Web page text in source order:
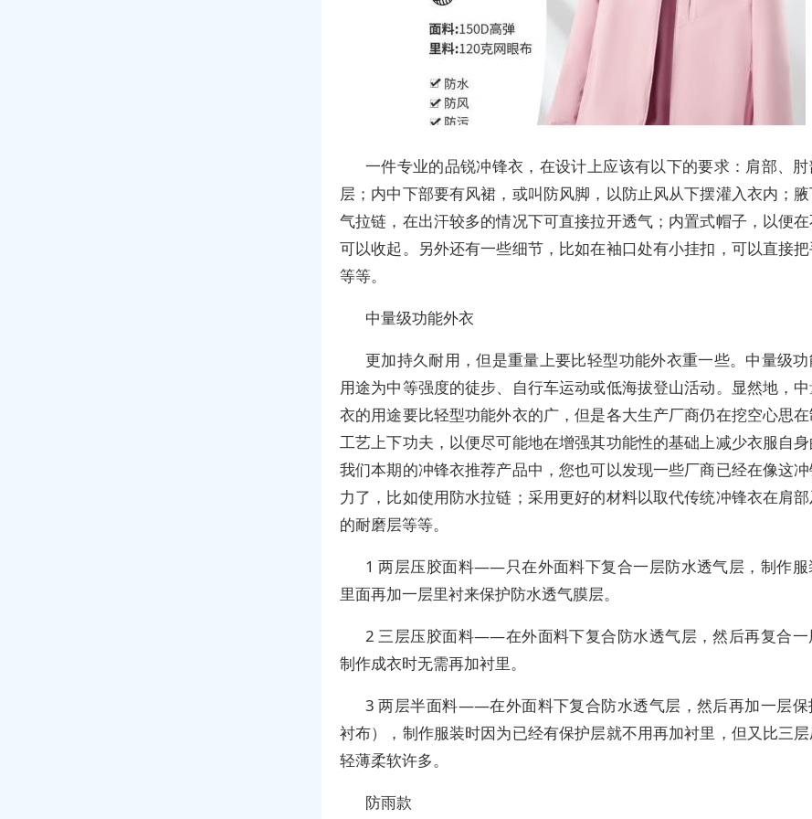
一件专业的品锐冲锋衣，在设计上应该有以下的要求：肩部、
层；内中下部要有风裙，或叫防风脚，以防止风从下摆灌入衣内；
气拉链，在出汗较多的情况下可直接拉开透气；内置式帽子，以便
可以收起。另外还有一些细节，比如在袖口处有小挂扣，可以直接把
等等。
中量级功能外衣
更加持久耐用，但是重量上要比轻型功能外衣重一些。中量级
用途为中等强度的徒步、自行车运动或低海拔登山活动。显然地，
衣的用途要比轻型功能外衣的广，但是各大生产厂商仍在挖空心思
工艺上下功夫，以便尽可能地在增强其功能性的基础上减少衣服自
我们本期的冲锋衣推荐产品中，您也可以发现一些厂商已经在像这
力了，比如使用防水拉链；采用更好的材料以取代传统冲锋衣在肩
的耐磨层等等。
1 两层压胶面料――只在外面料下复合一层防水透气层，制作服
里面再加一层里衬来保护防水透气膜层。
2 三层压胶面料――在外面料下复合防水透气层，然后再复合一
制作成衣时无需再加衬里。
3 两层半面料――在外面料下复合防水透气层，然后再加一层保
衬布），制作服装时因为已经有保护层就不用再加衬里，但又比三
轻薄柔软许多。
防雨款